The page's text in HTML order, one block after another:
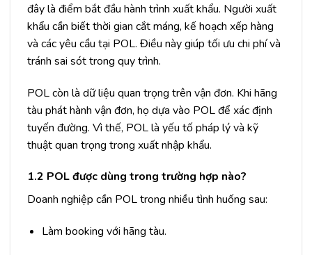
đây là điểm bắt đầu hành trình xuất khẩu. Người xuất
khẩu cần biết thời gian cắt máng, kế hoạch xếp hàng
và các yêu cầu tại POL. Điều này giúp tối ưu chi phí và
tránh sai sót trong quy trình.
POL còn là dữ liệu quan trọng trên vận đơn. Khi hãng
tàu phát hành vận đơn, họ dựa vào POL để xác định
tuyến đường. Vì thế, POL là yếu tố pháp lý và kỹ
thuật quan trọng trong xuất nhập khẩu.
1.2 POL được dùng trong trường hợp nào?
Doanh nghiệp cần POL trong nhiều tình huống sau:
Làm booking với hãng tàu.